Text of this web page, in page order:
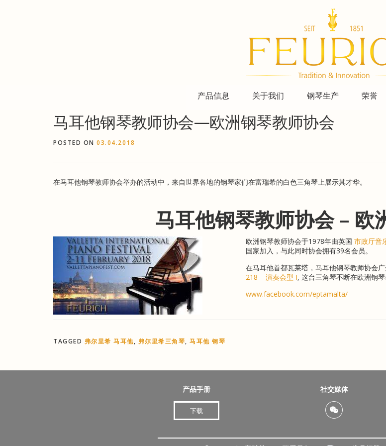
产品信息 关于我们 钢琴生产 荣誉
马耳他钢琴教师协会—欧洲钢琴教师协会
POSTED ON 03.04.2018
在马耳他钢琴教师协会举办的活动中，来自世界各地的钢琴家们在富瑞希的白色三角琴上展示其才华。
马耳他钢琴教师协会 – 欧
欧洲钢琴教师协会于1978年由英国 市政厅音
国家加入，与此同时协会拥有39名会员。
在马耳他首都瓦莱塔，马耳他钢琴教师协会
218 – 演奏会型 I, 这台三角琴不断在欧洲钢
www.facebook.com/eptamalta/
TAGGED 弗尔里希 马耳他, 弗尔里希三角琴, 马耳他 钢琴
产品手册
下载
社交媒体